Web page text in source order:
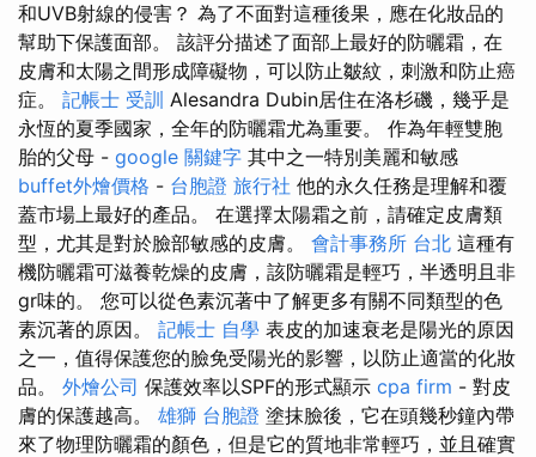
和UVB射線的侵害？ 為了不面對這種後果，應在化妝品的
幫助下保護面部。 該評分描述了面部上最好的防曬霜，在
皮膚和太陽之間形成障礙物，可以防止皺紋，刺激和防止癌
症。 記帳士 受訓 Alesandra Dubin居住在洛杉磯，幾乎是
永恆的夏季國家，全年的防曬霜尤為重要。 作為年輕雙胞
胎的父母 - google 關鍵字 其中之一特別美麗和敏感
buffet外燴價格 - 台胞證 旅行社 他的永久任務是理解和覆
蓋市場上最好的產品。 在選擇太陽霜之前，請確定皮膚類
型，尤其是對於臉部敏感的皮膚。 會計事務所 台北 這種有
機防曬霜可滋養乾燥的皮膚，該防曬霜是輕巧，半透明且非
gr味的。 您可以從色素沉著中了解更多有關不同類型的色
素沉著的原因。 記帳士 自學 表皮的加速衰老是陽光的原因
之一，值得保護您的臉免受陽光的影響，以防止適當的化妝
品。 外燴公司 保護效率以SPF的形式顯示 cpa firm - 對皮
膚的保護越高。 雄獅 台胞證 塗抹臉後，它在頭幾秒鐘內帶
來了物理防曬霜的顏色，但是它的質地非常輕巧，並且確實